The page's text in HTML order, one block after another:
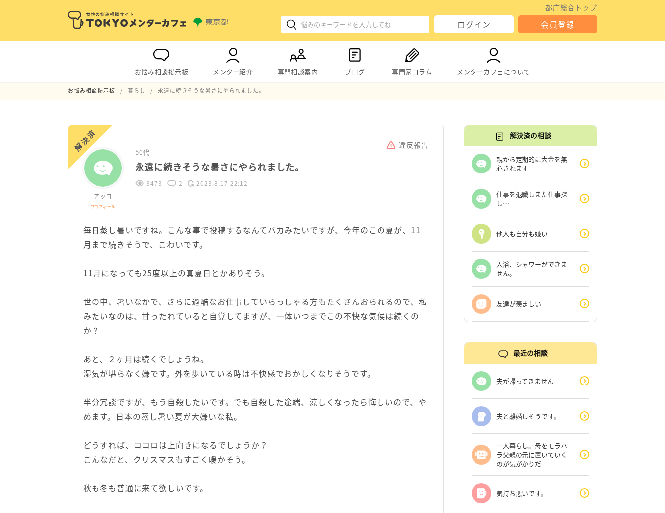
都庁総合トップ
ログイン 会員登録
お悩み相談掲示板 メンター紹介 専門相談案内 ブログ 専門家コラム メンターカフェについて
お悩み相談掲示板 暮らし 永遠に続きそうな暑さにやられました。
解決済 違反報告
アッコ
プロフィール
50代
永遠に続きそうな暑さにやられました。
3473 2 2023.8.17 22:12
毎日蒸し暑いですね。こんな事で投稿するなんてバカみたいですが、今年のこの夏が、11
月まで続きそうで、こわいです。
11月になっても25度以上の真夏日とかありそう。
世の中、暑いなかで、さらに過酷なお仕事していらっしゃる方もたくさんおられるので、私
みたいなのは、甘ったれていると自覚してますが、一体いつまでこの不快な気候は続くの
か？
あと、２ヶ月は続くでしょうね。
湿気が堪らなく嫌です。外を歩いている時は不快感でおかしくなりそうです。
半分冗談ですが、もう自殺したいです。でも自殺した途端、涼しくなったら悔しいので、や
めます。日本の蒸し暑い夏が大嫌いな私。
どうすれば、ココロは上向きになるでしょうか？
こんなだと、クリスマスもすごく暖かそう。
秋も冬も普通に来て欲しいです。
解決済の相談
親から定期的に大金を無
心されます
仕事を退職しまた仕事探
し…
他人も自分も嫌い
入浴、シャワーができま
せん。
友達が羨ましい
最近の相談
夫が帰ってきません
夫と離婚しそうです。
一人暮らし。母をモラハ
ラ父親の元に置いていく
のが気がかりだ
気持ち悪いです。